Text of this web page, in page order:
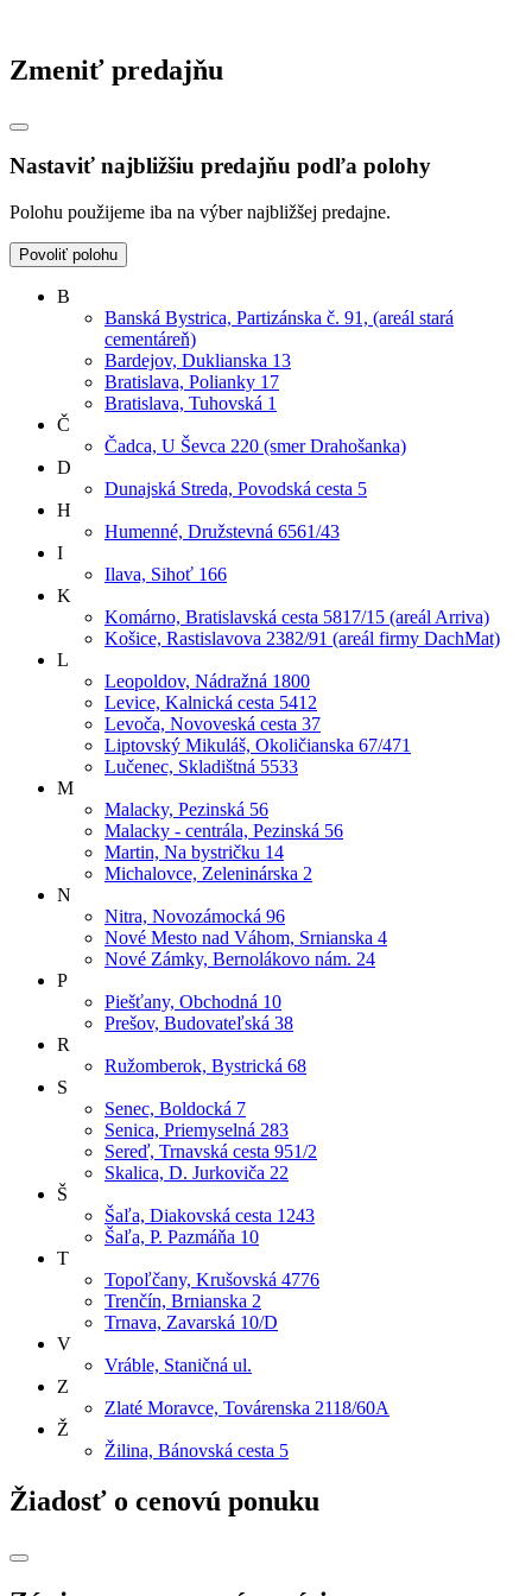
Zmeniť predajňu
Nastaviť najbližšiu predajňu podľa polohy
Polohu použijeme iba na výber najbližšej predajne.
Povoliť polohu
B
Banská Bystrica, Partizánska č. 91, (areál stará
cementáreň)
Bardejov, Duklianska 13
Bratislava, Polianky 17
Bratislava, Tuhovská 1
Č
Čadca, U Ševca 220 (smer Drahošanka)
D
Dunajská Streda, Povodská cesta 5
H
Humenné, Družstevná 6561/43
I
Ilava, Sihoť 166
K
Komárno, Bratislavská cesta 5817/15 (areál Arriva)
Košice, Rastislavova 2382/91 (areál firmy DachMat)
L
Leopoldov, Nádražná 1800
Levice, Kalnická cesta 5412
Levoča, Novoveská cesta 37
Liptovský Mikuláš, Okoličianska 67/471
Lučenec, Skladištná 5533
M
Malacky, Pezinská 56
Malacky - centrála, Pezinská 56
Martin, Na bystričku 14
Michalovce, Zeleninárska 2
N
Nitra, Novozámocká 96
Nové Mesto nad Váhom, Srnianska 4
Nové Zámky, Bernolákovo nám. 24
P
Piešťany, Obchodná 10
Prešov, Budovateľská 38
R
Ružomberok, Bystrická 68
S
Senec, Boldocká 7
Senica, Priemyselná 283
Sereď, Trnavská cesta 951/2
Skalica, D. Jurkoviča 22
Š
Šaľa, Diakovská cesta 1243
Šaľa, P. Pazmáňa 10
T
Topoľčany, Krušovská 4776
Trenčín, Brnianska 2
Trnava, Zavarská 10/D
V
Vráble, Staničná ul.
Z
Zlaté Moravce, Továrenska 2118/60A
Ž
Žilina, Bánovská cesta 5
Žiadosť o cenovú ponuku